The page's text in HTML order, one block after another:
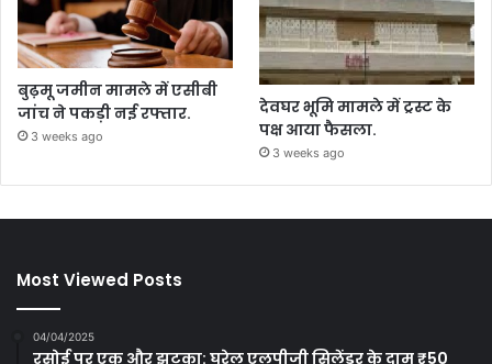
बुढ़मू जमीन मामले में एसीबी
जांच ने पकड़ी नई रफ्तार.
3 weeks ago
देवघर भूमि मामले में ट्रस्ट के
पक्ष आया फैसला.
3 weeks ago
Most Viewed Posts
04/04/2025
रसोई पर एक और झटका: घरेलू एलपीजी सिलेंडर के दाम ₹50